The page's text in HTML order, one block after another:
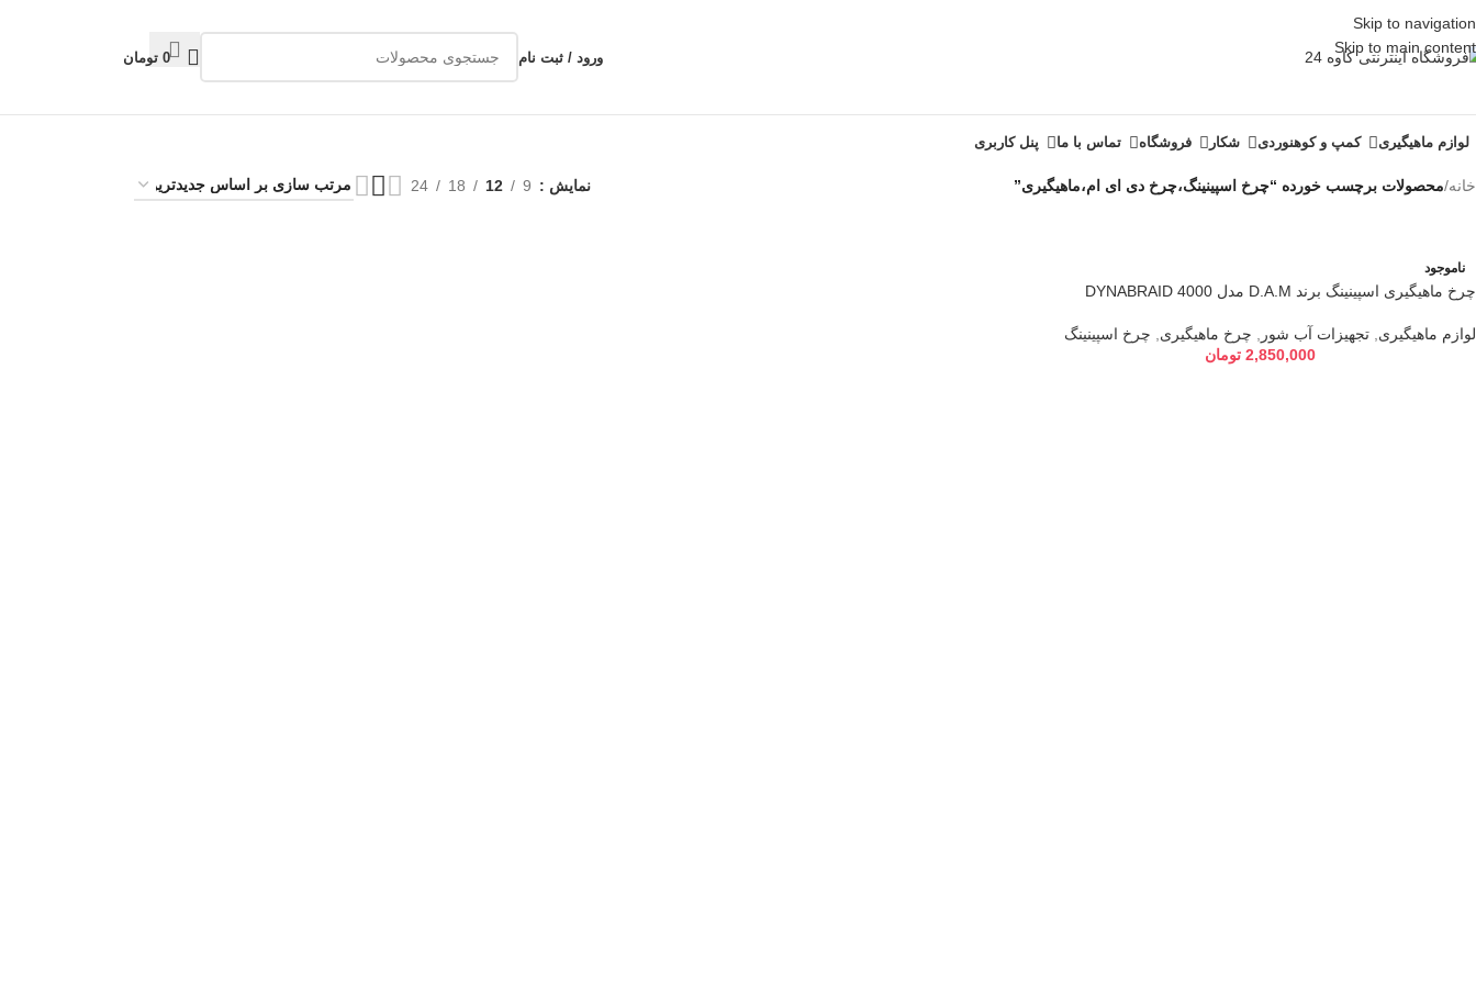
Skip to navigation
Skip to main content
ورود / ثبت نام 0 تومان
لوازم ماهیگیری کمپ و کوهنوردی شکار فروشگاه تماس با ما پنل کاربری
خانه/محصولات برچسب خورده “چرخ اسپینینگ،چرخ دی ای ام،ماهیگیری” نمایش 9
12
18
24
ناموجود
چرخ ماهیگیری اسپینینگ برند D.A.M مدل DYNABRAID 4000
لوازم ماهیگیری تجهیزات آب شور چرخ ماهیگیری
چرخ اسپینینگ
2,850,000 تومان